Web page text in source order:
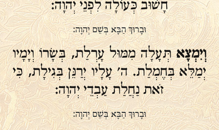
חָשׁוּב כְּעוֹלָה לִפְנֵי יְהוָה:
וּבָרוּךְ הַבָּא בְּשֵׁם יְהוָה:
וְיִמְצָאתְּעָלָה מִמּוּל עָרְלַת, בְּשָׂרוֹ וְיָמָיו
יְמַלֵּא בְּחֶמְלַת. ה' עָלָיו יְרַנֵּן בְּגִילָת, כִּי
זֹאת נַחֲלַת עַבְדֵי יְהוָה:
וּבָרוּךְ הַבָּא בְּשֵׁם יְהוָה: